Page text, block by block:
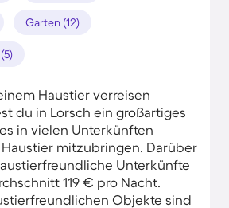
Garten (12)
Haustier verreisen
du in Lorsch ein großartiges
in vielen Unterkünften
mitzubringen. Darüber
Unterkünfte
119 € pro Nacht.
Objekte sind